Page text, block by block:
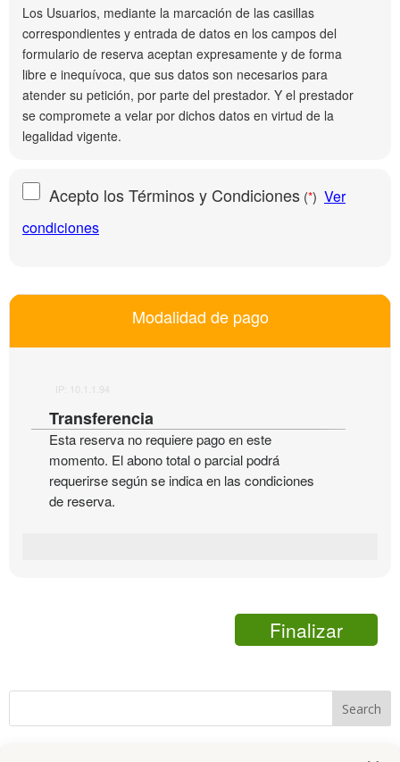
Los Usuarios, mediante la marcación de las casillas
correspondientes y entrada de datos en los campos del
formulario de reserva aceptan expresamente y de forma
libre e inequívoca, que sus datos son necesarios para
atender su petición, por parte del prestador. Y el prestador
se compromete a velar por dichos datos en virtud de la
legalidad vigente.
Acepto los Términos y Condiciones (*) Ver
condiciones
Modalidad de pago
IP: 10.1.1.94
Transferencia
Esta reserva no requiere pago en este
momento. El abono total o parcial podrá
requerirse según se indica en las condiciones
de reserva.
Finalizar